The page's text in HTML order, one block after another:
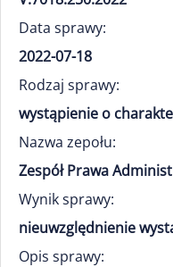
Data sprawy:
2022-07-18
Rodzaj sprawy:
wystąpienie o
Nazwa zepołu:
Zespół Prawa
Wynik sprawy:
nieuwzględnienie
Opis sprawy: